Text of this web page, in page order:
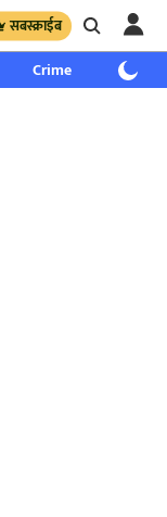
सबस्क्राईब
Crime साप्ताहिक